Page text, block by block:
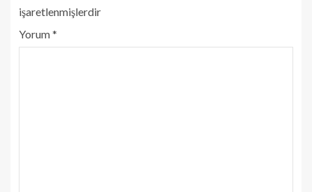
işaretlenmişlerdir
Yorum*